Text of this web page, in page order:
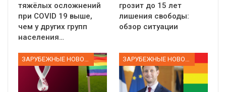
тяжёлых осложнений
при COVID 19 выше,
чем у других групп
населения…
грозит до 15 лет
лишения свободы:
обзор ситуации